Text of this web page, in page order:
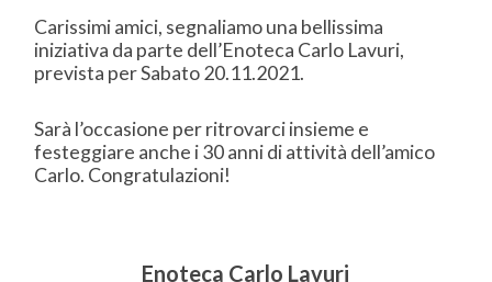
Carissimi amici, segnaliamo una bellissima
iniziativa da parte dell’Enoteca Carlo Lavuri,
prevista per Sabato 20.11.2021.
Sarà l’occasione per ritrovarci insieme e
festeggiare anche i 30 anni di attività dell’amico
Carlo. Congratulazioni!
Enoteca Carlo Lavuri